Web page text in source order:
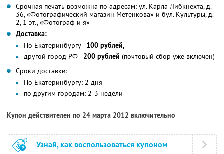
Срочная печать возможна по адресам: ул. Карла Либкнехта, д.
36, «Фотографический магазин Метенкова» и бул. Культуры, д.
2, 1 эт., «Фотограф и я»
Доставка:
По Екатеринбургу - 100 рублей,
другой город РФ - 200 рублей (почтовый сбор уже включен)
Сроки доставки:
По Екатеринбургу: 2 дня
по другим городам: 2-3 недели
Купон действителен по 24 марта 2012 включительно
Узнай, как воспользоваться купоном